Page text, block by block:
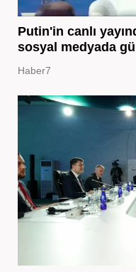
Putin'in canlı
sosyal medyada
Haber7